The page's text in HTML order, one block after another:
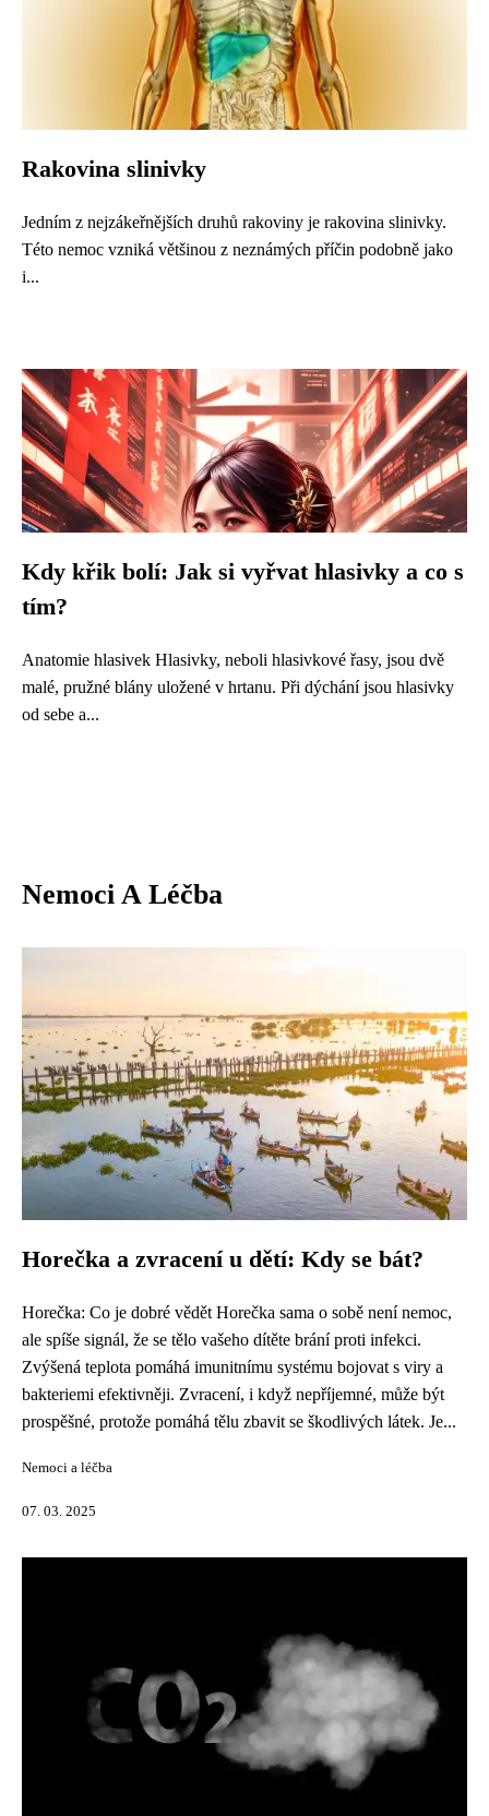
Rakovina slinivky
Jedním z nejzákeřnějších druhů rakoviny je rakovina slinivky.
Této nemoc vzniká většinou z neznámých příčin podobně jako
i...
Kdy křik bolí: Jak si vyřvat hlasivky a co s
tím?
Anatomie hlasivek Hlasivky, neboli hlasivkové řasy, jsou dvě
malé, pružné blány uložené v hrtanu. Při dýchání jsou hlasivky
od sebe a...
Nemoci A Léčba
Horečka a zvracení u dětí: Kdy se bát?
Horečka: Co je dobré vědět Horečka sama o sobě není nemoc,
ale spíše signál, že se tělo vašeho dítěte brání proti infekci.
Zvýšená teplota pomáhá imunitnímu systému bojovat s viry a
bakteriemi efektivněji. Zvracení, i když nepříjemné, může být
prospěšné, protože pomáhá tělu zbavit se škodlivých látek. Je...
Nemoci a léčba
07. 03. 2025